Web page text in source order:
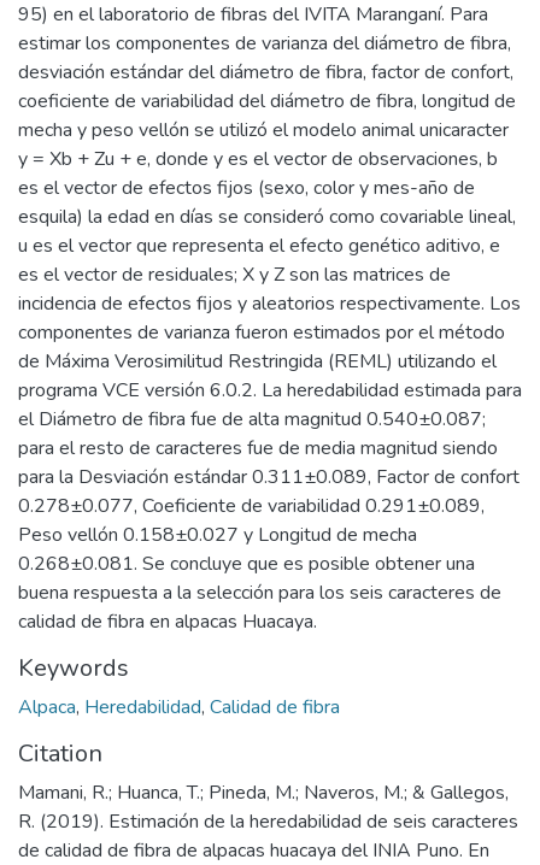
95) en el laboratorio de fibras del IVITA Maranganí. Para
estimar los componentes de varianza del diámetro de fibra,
desviación estándar del diámetro de fibra, factor de confort,
coeficiente de variabilidad del diámetro de fibra, longitud de
mecha y peso vellón se utilizó el modelo animal unicaracter
y = Xb + Zu + e, donde y es el vector de observaciones, b
es el vector de efectos fijos (sexo, color y mes-año de
esquila) la edad en días se consideró como covariable lineal,
u es el vector que representa el efecto genético aditivo, e
es el vector de residuales; X y Z son las matrices de
incidencia de efectos fijos y aleatorios respectivamente. Los
componentes de varianza fueron estimados por el método
de Máxima Verosimilitud Restringida (REML) utilizando el
programa VCE versión 6.0.2. La heredabilidad estimada para
el Diámetro de fibra fue de alta magnitud 0.540±0.087;
para el resto de caracteres fue de media magnitud siendo
para la Desviación estándar 0.311±0.089, Factor de confort
0.278±0.077, Coeficiente de variabilidad 0.291±0.089,
Peso vellón 0.158±0.027 y Longitud de mecha
0.268±0.081. Se concluye que es posible obtener una
buena respuesta a la selección para los seis caracteres de
calidad de fibra en alpacas Huacaya.
Keywords
Alpaca, Heredabilidad, Calidad de fibra
Citation
Mamani, R.; Huanca, T.; Pineda, M.; Naveros, M.; & Gallegos,
R. (2019). Estimación de la heredabilidad de seis caracteres
de calidad de fibra de alpacas huacaya del INIA Puno. En